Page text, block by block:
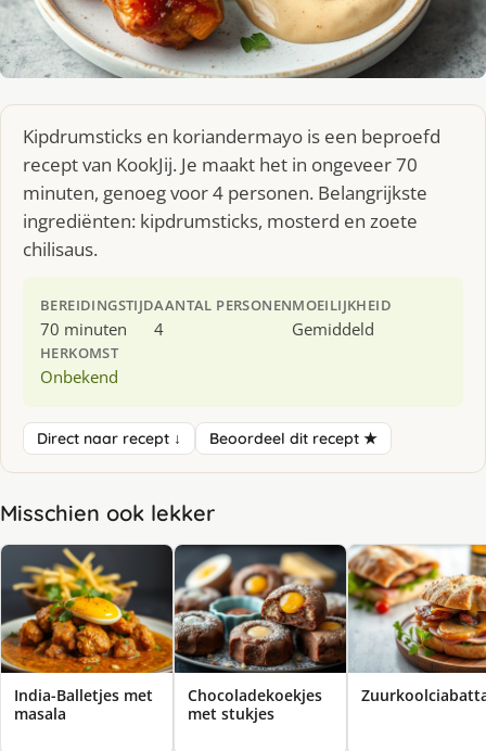
Kipdrumsticks en koriandermayo is een beproefd
recept van KookJij. Je maakt het in ongeveer 70
minuten, genoeg voor 4 personen. Belangrijkste
ingrediënten: kipdrumsticks, mosterd en zoete
chilisaus.
BEREIDINGSTIJD
70 minuten
AANTAL PERSONEN
4
MOEILIJKHEID
Gemiddeld
HERKOMST
Onbekend
Direct naar recept ↓ Beoordeel dit recept ★
Misschien ook lekker
India-Balletjes met
masala
Chocoladekoekjes
met stukjes